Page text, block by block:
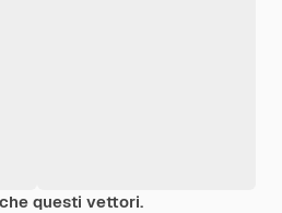
questi vettori.